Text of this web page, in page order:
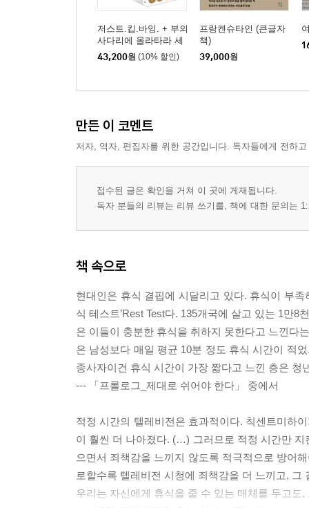
저스트.킵.바잉. + 부의
사다리에 올라타라 세
트
43,200원 (10% 할인)
프랑켄슈타인 (큰글자
책)
39,000원
만든 이 코멘트
저자, 역자, 편집자를 위한 공간입니다. 독자들에게 전하
접수된 글은 확인을 거쳐 이 곳에 게재됩니다.
독자 분들의 리뷰는 리뷰 쓰기를, 책에 대한 문의는
책 속으로
현대인은 휴식 결핍에 시달리고 있다. 휴식이 부
식 테스트’Rest Test다. 135개국에 살고 있는 1만
은 이들이 충분한 휴식을 취하지 못한다고 느낀다
은 남성보다 매일 평균 10분 정도 휴식 시간이 적
종사자이건 휴식 시간이 가장 짧다고 느낀 층은 청
--- 「프롤로그_제대로 쉬어야 한다」 중에서
적정 시간의 텔레비전은 효과적이다. 칙센트미하
이 훨씬 더 나아졌다. (…) 그러므로 적정 시간만
으면서 죄책감을 느끼지 않도록 적극적으로 방어
로할수록 텔레비전 시청에 죄책감을 더 느끼고,
우리는 자신에게 휴식을 줄 수 있는 매체를 두고